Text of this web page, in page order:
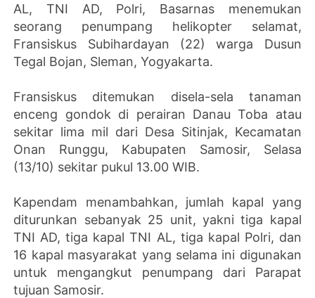
AL, TNI AD, Polri, Basarnas menemukan
seorang penumpang helikopter selamat,
Fransiskus Subihardayan (22) warga Dusun
Tegal Bojan, Sleman, Yogyakarta.
Fransiskus ditemukan disela-sela tanaman
enceng gondok di perairan Danau Toba atau
sekitar lima mil dari Desa Sitinjak, Kecamatan
Onan Runggu, Kabupaten Samosir, Selasa
(13/10) sekitar pukul 13.00 WIB.
Kapendam menambahkan, jumlah kapal yang
diturunkan sebanyak 25 unit, yakni tiga kapal
TNI AD, tiga kapal TNI AL, tiga kapal Polri, dan
16 kapal masyarakat yang selama ini digunakan
untuk mengangkut penumpang dari Parapat
tujuan Samosir.